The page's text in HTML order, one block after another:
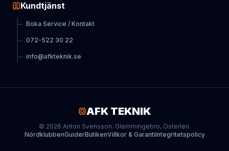
Kundtjänst
Boka Service / Kontakt
072-522 30 22
info@afkteknik.se
AFK TEKNIK
© 2026 Anton Svensson. Glemmingebro, Österlen.
NördklubbenGuiderButikenVillkor & GarantiIntegritetspolicy